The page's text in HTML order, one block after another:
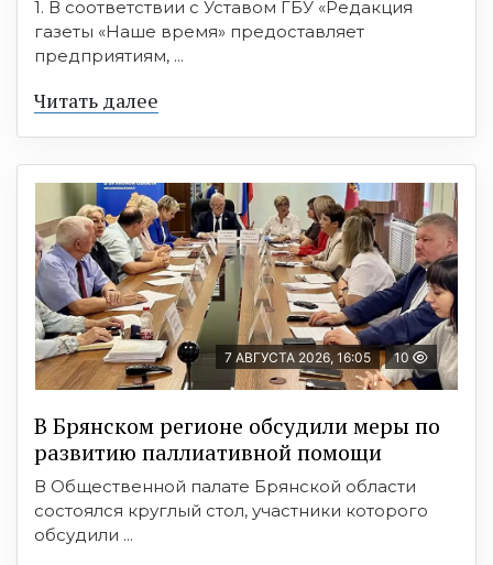
1. В соответствии с Уставом ГБУ «Редакция
газеты «Наше время» предоставляет
предприятиям, ...
Читать далее
7 АВГУСТА 2026, 16:05 10
В Брянском регионе обсудили меры по
развитию паллиативной помощи
В Общественной палате Брянской области
состоялся круглый стол, участники которого
обсудили ...